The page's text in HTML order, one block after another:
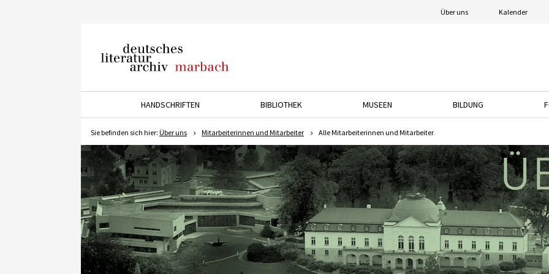
Über uns Kalender
Marbach
HANDSCHRIFTEN
BIBLIOTHEK
MUSEEN
BILDUNG
Sie befinden sich hier: Über uns Mitarbeiterinnen und Mitarbeiter Alle Mitarbeiterinnen und Mitarbeiter